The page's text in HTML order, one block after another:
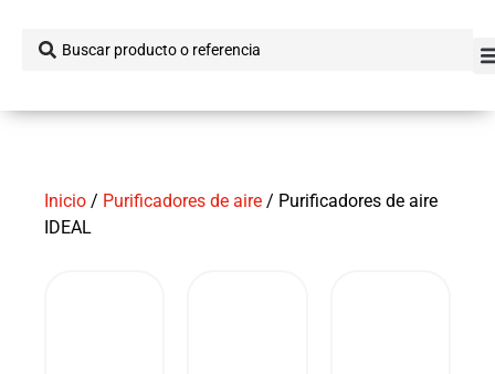
Inicio / Purificadores de aire / Purificadores de aire
IDEAL